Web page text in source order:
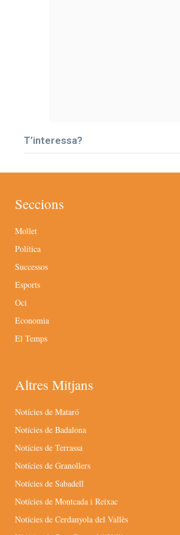
T’interessa?
Seccions
Mollet
Política
Successos
Esports
Oci
Economia
El Temps
Altres Mitjans
Notícies de Mataró
Notícies de Badalona
Notícies de Terrassa
Notícies de Granollers
Notícies de Sabadell
Notícies de Montcada i Reixac
Notícies de Cerdanyola del Vallès